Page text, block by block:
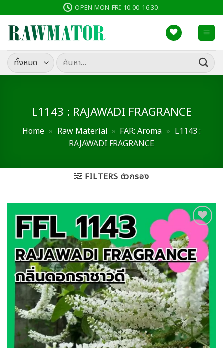
ไป
เนื้อหา
OPEN MON-FRI 10.00-16.30.
ค้นหา:
L1143 : RAJAWADI FRAGRANCE
Home » Raw Material » FAR: Aroma » L1143 :
RAJAWADI FRAGRANCE
FILTERS ตัวกรอง
Add to
wishlist